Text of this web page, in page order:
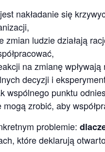
nakładanie się
zmian ludzie działają
na zmianę
decyzji i
wspólnego punktu
zrobić, aby
problemie:
które deklarują